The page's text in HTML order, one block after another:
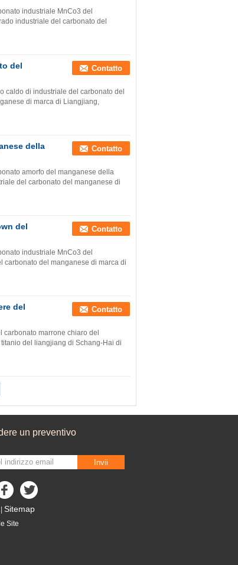
industriale MnCo3 del
industriale del carbonato del
del
Contatto
caldo di industriale del carbonato del
di marca di Liangjiang,
della
Contatto
amorfo del manganese della
del carbonato del manganese di
del
Contatto
industriale MnCo3 del
carbonato del manganese di marca di
del
Contatto
marrone chiaro del
del liangjiang di Schang-Hai di
un preventivo
Invii
Sitemap
Site